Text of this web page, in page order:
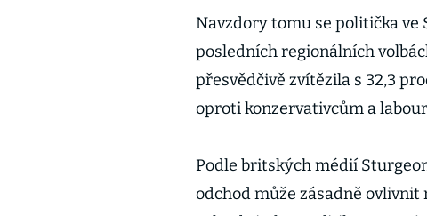
Navzdory tomu se politička ve
posledních regionálních
přesvědčivě zvítězila s 32,3
oproti konzervativcům a
Podle britských médií
odchod může zásadně ovlivnit